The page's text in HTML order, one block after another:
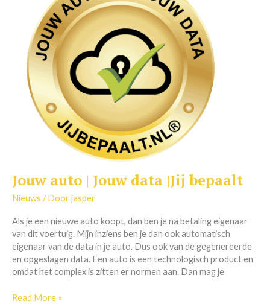
Jouw auto | Jouw data |Jij bepaalt
Nieuws / Doorjasper
Als je een nieuwe auto koopt, dan ben je na betaling eigenaar
van dit voertuig. Mijn inziens ben je dan ook automatisch
eigenaar van de data in je auto. Dus ook van de gegenereerde
en opgeslagen data. Een auto is een technologisch product en
omdat het complex is zitten er normen aan. Dan mag je
Jouw
auto
|
data
|Jij
bepaalt
Read More »